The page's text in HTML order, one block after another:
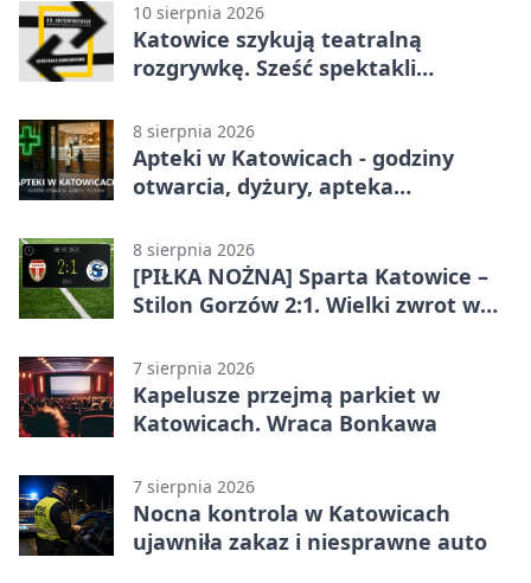
10 sierpnia 2026
Katowice szykują teatralną
rozgrywkę. Sześć spektakli
8 sierpnia 2026
Apteki w Katowicach - godziny
otwarcia, dyżury, apteka
8 sierpnia 2026
[PIŁKA NOŻNA] Sparta Katowice –
Stilon Gorzów 2:1. Wielki zwrot w
7 sierpnia 2026
Kapelusze przejmą parkiet w
Katowicach. Wraca Bonkawa
7 sierpnia 2026
Nocna kontrola w Katowicach
ujawniła zakaz i niesprawne auto